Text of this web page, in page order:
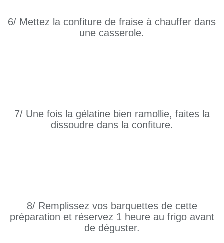
6/ Mettez la confiture de fraise à chauffer dans
une casserole.
7/ Une fois la gélatine bien ramollie, faites la
dissoudre dans la confiture.
8/ Remplissez vos barquettes de cette
préparation et réservez 1 heure au frigo avant
de déguster.